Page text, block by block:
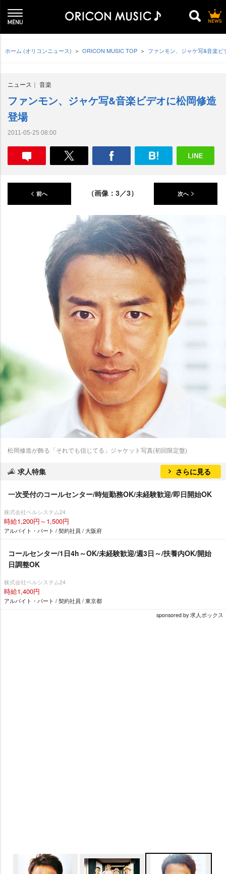
ホーム (オリコンニュース) ORICON MUSIC TOP ファンモン、ジャケ写&音楽
ニュース 音楽
ファンモン、ジャケ写&音楽ビデオに松岡修造
登場
2011-05-25 08:00
前へ （画像：3／3） 次へ
松岡修造が飾る「それでも信じてる」ジャケット写真(初回限定盤)
求人特集 さらに見る
一次受付のコールセンター/時短勤務OK/未経験歓迎/即日開始OK
株式会社ベルシステム24
時給1,200円～1,500円
アルバイト・パート / 契約社員 / 大阪府
コールセンター/1日4h～OK/未経験歓迎/週3日～/扶養内OK/開始
日調整OK
株式会社ベルシステム24
時給1,400円
アルバイト・パート / 契約社員 / 東京都
sponsored by 求人ボックス